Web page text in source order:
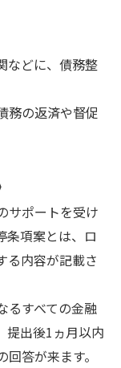
などに、債務整
務の返済や督促
サポートを受け
条項案とは、ロ
る内容が記載さ
るすべての金融
提出後1ヵ月以内
答が来ます。